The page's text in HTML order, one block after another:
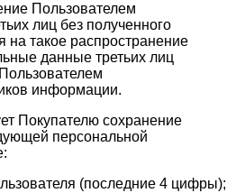
Пользователем
лиц без полученного
на такое распространение
данные третьих лиц
информации.
Покупателю сохранение
персональной
(последние 4 цифры);